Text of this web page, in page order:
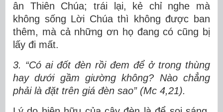
ân Thiên Chúa; trái lại, kẻ chỉ nghe mà
không sống Lời Chúa thì không được ban
thêm, mà cả những ơn họ đang có cũng bị
lấy đi mất.
3. “Có ai đốt đèn rồi đem để ở trong thùng
hay dưới gầm giường không? Nào chẳng
phải là đặt trên giá đèn sao” (Mc 4,21).